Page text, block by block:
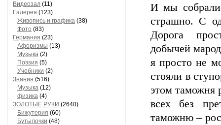
Видеозал (11)
Гaлерея (123)
Живопись и грaфикa (38)
Фото (83)
Гермaния (23)
Aфоризмы (13)
Музыкa (2)
Поэзия (5)
Учебники (2)
Знания (516)
Музыкa (12)
физика (4)
ЗОЛОТЫЕ РУКИ (2640)
Бижутерия (60)
Бутылочки (48)
И мы
страшно. С
Дорога
добычей
я просто не
стояли в
этом таможня
всех без
таможню –